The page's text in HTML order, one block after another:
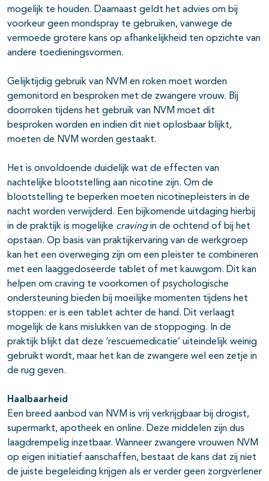
mogelijk te houden. Daarnaast geldt het advies om bij
voorkeur geen mondspray te gebruiken, vanwege de
vermoede grotere kans op afhankelijkheid ten opzichte van
andere toedieningsvormen.
Gelijktijdig gebruik van NVM en roken moet worden
gemonitord en besproken met de zwangere vrouw. Bij
doorroken tijdens het gebruik van NVM moet dit
besproken worden en indien dit niet oplosbaar blijkt,
moeten de NVM worden gestaakt.
Het is onvoldoende duidelijk wat de effecten van
nachtelijke blootstelling aan nicotine zijn. Om de
blootstelling te beperken moeten nicotinepleisters in de
nacht worden verwijderd. Een bijkomende uitdaging hierbij
in de praktijk is mogelijke cravingin de ochtend of bij het
opstaan. Op basis van praktijkervaring van de werkgroep
kan het een overweging zijn om een pleister te combineren
met een laaggedoseerde tablet of met kauwgom. Dit kan
helpen om craving te voorkomen of psychologische
ondersteuning bieden bij moeilijke momenten tijdens het
stoppen: er is een tablet achter de hand. Dit verlaagt
mogelijk de kans mislukken van de stoppoging. In de
praktijk blijkt dat deze ‘rescuemedicatie’ uiteindelijk weinig
gebruikt wordt, maar het kan de zwangere wel een zetje in
de rug geven.
Haalbaarheid
Een breed aanbod van NVM is vrij verkrijgbaar bij drogist,
supermarkt, apotheek en online. Deze middelen zijn dus
laagdrempelig inzetbaar. Wanneer zwangere vrouwen NVM
op eigen initiatief aanschaffen, bestaat de kans dat zij niet
de juiste begeleiding krijgen als er verder geen zorgverlener